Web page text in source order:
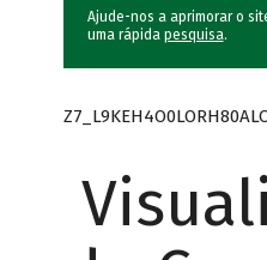
Ajude-nos a aprimorar o
uma rápida pesquisa.